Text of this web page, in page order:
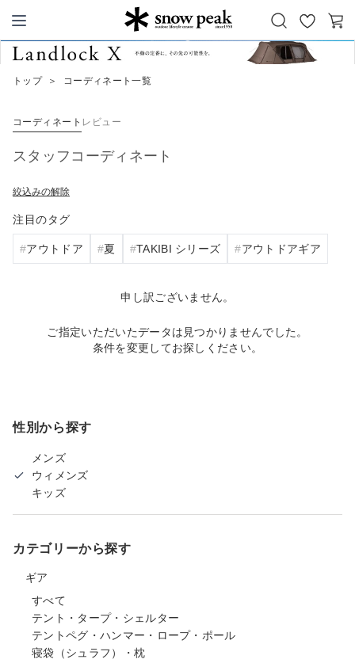
Snow Peak
お
気
カ
トップ ＞ コーディネート一覧
コーディネート レビュー
スタッフコーディネート
絞込みの解除
注目のタグ
アウトドア 夏 TAKIBI シリーズ アウトドアギア
申し訳ございません。
ご指定いただいたデータは見つかりませんでした。
条件を変更してお探しください。
性別から探す
メンズ
ウィメンズ
キッズ
カテゴリーから探す
ギア
すべて
テント・タープ・シェルター
テントペグ・ハンマー・ロープ・ポール
寝袋（シュラフ）・枕